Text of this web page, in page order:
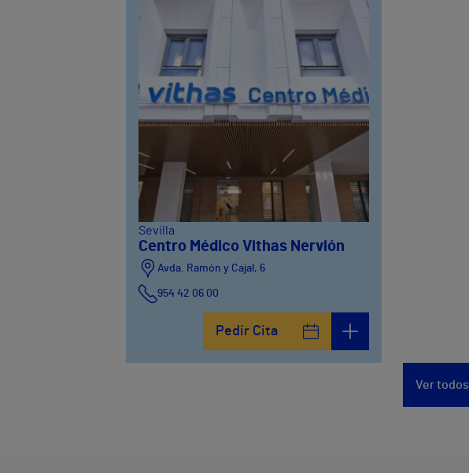
Sevilla
Centro Médico Vithas Nervión
Avda. Ramón y Cajal, 6
954 42 06 00
Pedir Cita
Ver todos